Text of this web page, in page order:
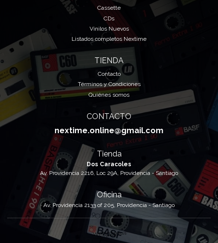
Cassette
CDs
Vinilos Nuevos
Listados completos Nextime
TIENDA
Contacto
Términos y Condiciones
Quiénes somos
CONTACTO
nextime.online@gmail.com
Tienda
Dos Caracoles
Av. Providencia 2216, Loc 29A, Providencia - Santiago
Oficina
Av. Providencia 2133 of 205, Providencia - Santiago